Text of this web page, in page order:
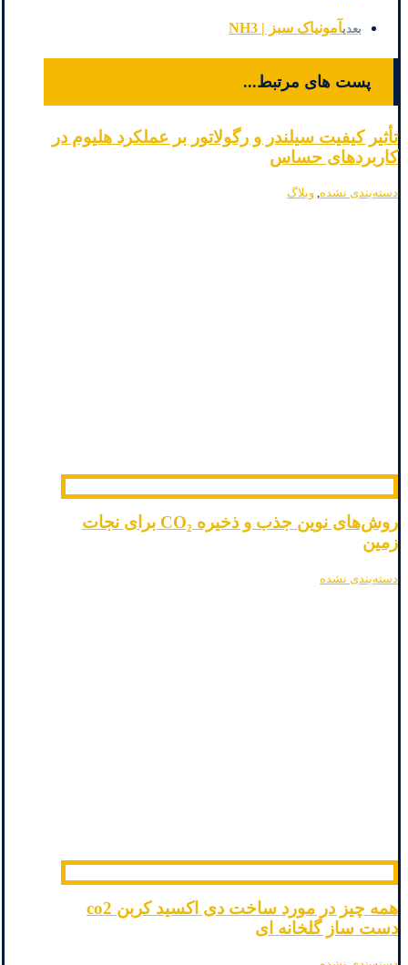
بعدیآمونیاک سبز | NH3
پست های مرتبط...
تأثیر کیفیت سیلندر و رگولاتور بر عملکرد هلیوم در
کاربردهای حساس
دسته‌بندی نشده, وبلاگ
روش‌های نوین جذب و ذخیره CO₂ برای نجات
زمین
دسته‌بندی نشده
همه چیز در مورد ساخت دی اکسید کربن co2
دست ساز گلخانه ای